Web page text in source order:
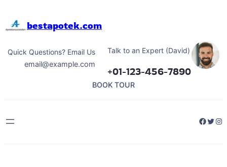
bestapotek.com
Quick Questions? Email Us
email@example.com
Talk to an Expert (David)
+01-123-456-7890
BOOK TOUR